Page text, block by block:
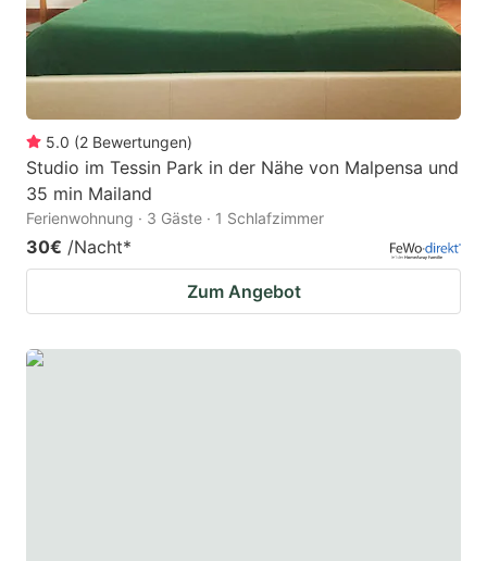
5.0 (2 Bewertungen)
Studio im Tessin Park in der Nähe von Malpensa und
35 min Mailand
Ferienwohnung · 3 Gäste · 1 Schlafzimmer
30€ /Nacht*
Zum Angebot